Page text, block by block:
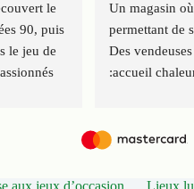
le
90, puis
le jeu de
Un magasin
permettant de
Des
:accueil
Merci à toute
aux jeux d’occasion Lieux